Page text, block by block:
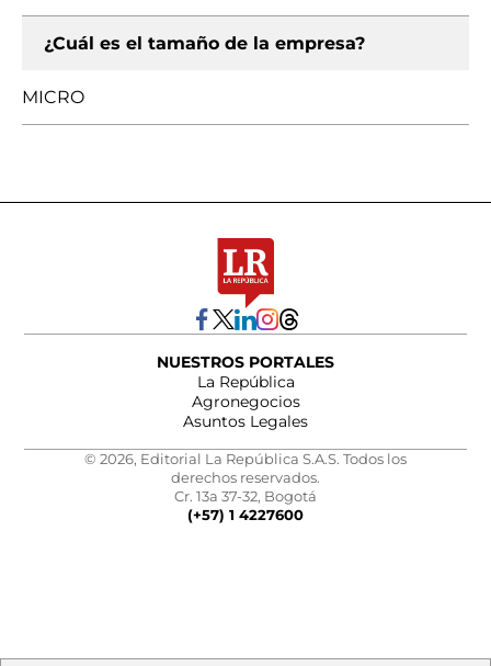
¿Cuál es el tamaño de la empresa?
MICRO
NUESTROS PORTALES
La República
Agronegocios
Asuntos Legales
© 2026, Editorial La República S.A.S. Todos los
derechos reservados.
Cr. 13a 37-32, Bogotá
(+57) 1 4227600